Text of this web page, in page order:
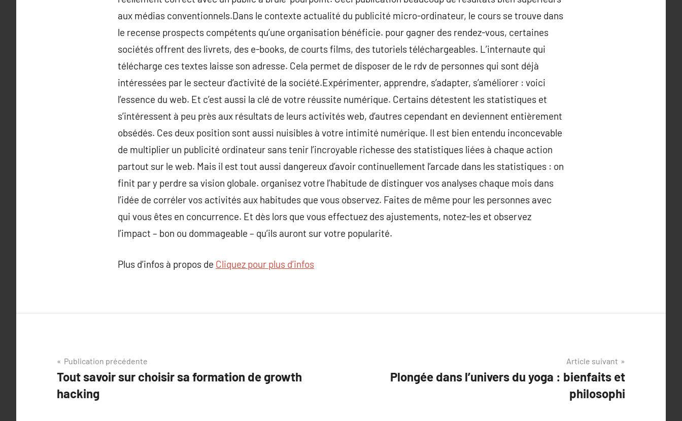
aux médias conventionnels.Dans le contexte actualité du publicité micro-ordinateur, le cours se trouve dans
le recense prospects compétents qu’une organisation bénéficie. pour gagner des rendez-vous, certaines
sociétés offrent des livrets, des e-books, de courts films, des tutoriels téléchargeables. L’internaute qui
télécharge ces textes laisse son adresse. Cela permet de disposer de le rdv de personnes qui sont déjà
intéressées par le secteur d’activité de la société.Expérimenter, apprendre, s’adapter, s’améliorer : voici
l’essence du web. Et c’est aussi la clé de votre réussite numérique. Certains détestent les statistiques et
s’intéressent à peu près aux résultats de leurs activités web, d’autres cependant en deviennent entièrement
obsédés. Ces deux position sont aussi nuisibles à votre intimité numérique. Il est bien entendu inconcevable
de multiplier un publicité ordinateur sans tenir l’incroyable richesse des statistiques liées à chaque action
partout sur le web. Mais il est tout aussi dangereux d’avoir continuellement l’arcade dans les statistiques : on
finit par y perdre sa vision globale. organisez votre l’habitude de distinguer vos analyses chaque mois dans
l’idée de corréler vos activités aux habitudes que vous observez. Faites de même pour les personnes avec
qui vous êtes en concurrence. Et dès lors que vous effectuez des ajustements, notez-les et observez
l’impact – bon ou dommageable – qu’ils auront sur votre popularité.
Plus d’infos à propos de Cliquez pour plus d’infos
Navigation
de
l’article
Publication précédente
Tout savoir sur choisir sa formation de growth
hacking
Article suivant
Plongée dans l’univers du yoga : bienfaits et
philosophi